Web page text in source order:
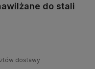
do stali
dostawy